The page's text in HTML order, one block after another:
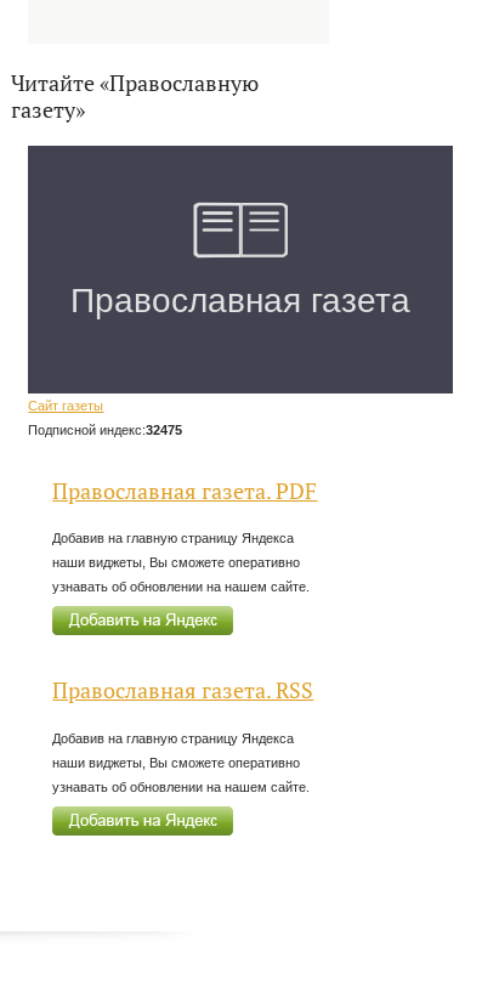
Читайте «Православную
газету»
Сайт газеты
Подписной индекс:32475
Православная газета. PDF
Добавив на главную страницу Яндекса
наши виджеты, Вы сможете оперативно
узнавать об обновлении на нашем сайте.
Православная газета. RSS
Добавив на главную страницу Яндекса
наши виджеты, Вы сможете оперативно
узнавать об обновлении на нашем сайте.